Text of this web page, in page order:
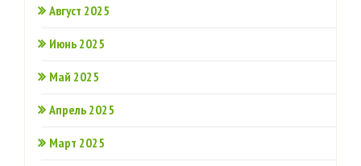
Август 2025
Июнь 2025
Май 2025
Апрель 2025
Март 2025